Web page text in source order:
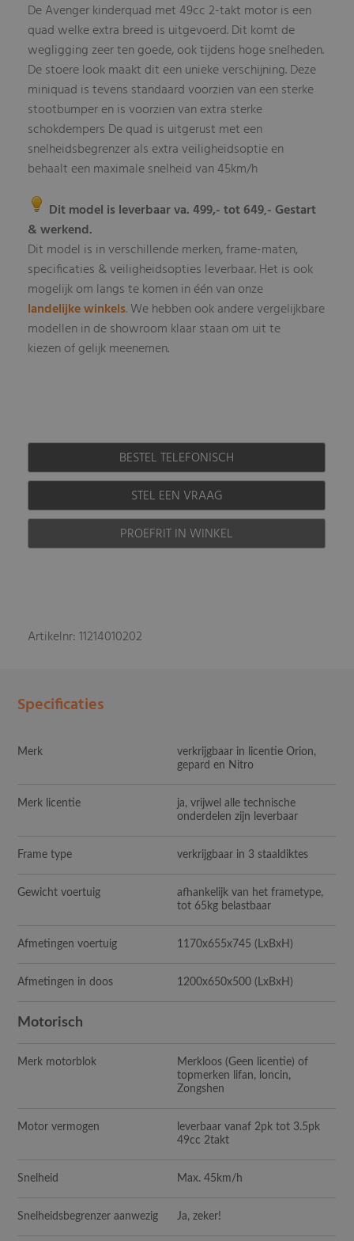
De Avenger kinderquad met 49cc 2-takt motor is een
quad welke extra breed is uitgevoerd. Dit komt de
wegligging zeer ten goede, ook tijdens hoge snelheden.
De stoere look maakt dit een unieke verschijning. Deze
miniquad is tevens standaard voorzien van een sterke
stootbumper en is voorzien van extra sterke
schokdempers De quad is uitgerust met een
snelheidsbegrenzer als extra veiligheidsoptie en
behaalt een maximale snelheid van 45km/h
Dit model is leverbaar va. 499,- tot 649,- Gestart
& werkend.
Dit model is in verschillende merken, frame-maten,
specificaties & veiligheidsopties leverbaar. Het is ook
mogelijk om langs te komen in één van onze
landelijke winkels.We hebben ook andere vergelijkbare
modellen in de showroom klaar staan om uit te
kiezen of gelijk meenemen.
BESTEL TELEFONISCH
STEL EEN VRAAG
PROEFRIT IN WINKEL
Artikelnr: 11214010202
Specificaties
Merk
verkrijgbaar in licentie Orion,
gepard en Nitro
Merk licentie
ja, vrijwel alle technische
onderdelen zijn leverbaar
Frame type verkrijgbaar in 3 staaldiktes
Gewicht voertuig
afhankelijk van het frametype,
tot 65kg belastbaar
Afmetingen voertuig 1170x655x745 (LxBxH)
Afmetingen in doos 1200x650x500 (LxBxH)
Motorisch
Merk motorblok
Merkloos (Geen licentie) of
topmerken lifan, loncin,
Zongshen
Motor vermogen
leverbaar vanaf 2pk tot 3.5pk
49cc 2takt
Snelheid Max. 45km/h
Snelheidsbegrenzer aanwezig Ja, zeker!